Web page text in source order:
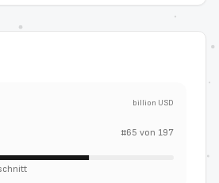
billion USD
#65 von 197